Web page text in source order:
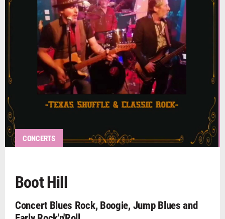
CONCERTS
Boot Hill
Concert Blues Rock, Boogie, Jump Blues and